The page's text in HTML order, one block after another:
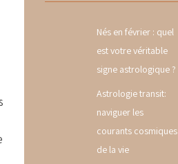
Nés en février : quel
est votre véritable
signe astrologique ?
Astrologie transit:
naviguer les
courants cosmiques
de la vie